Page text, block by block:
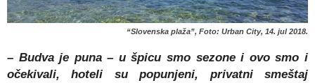
“Slovenska plaža”, Foto: Urban City, 14. jul 2018.
– Budva je puna – u špicu smo sezone i ovo smo i
očekivali, hoteli su popunjeni, privatni smeštaj